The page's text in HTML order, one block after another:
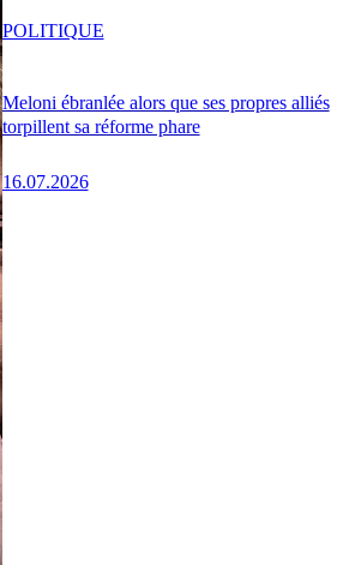
Meloni ébranlée alors que ses propres alliés
torpillent sa réforme phare
16.07.2026
POLITIQUE